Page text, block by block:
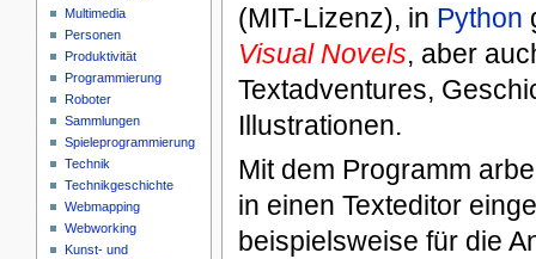
(MIT-Lizenz), in Python
Visual Novels, aber
Textadventures,
Illustrationen.
Mit dem Programm
in einen Texteditor
beispielsweise für die
Multimedia
Personen
Produktivität
Programmierung
Roboter
Sammlungen
Spieleprogrammierung
Technik
Technikgeschichte
Webmapping
Webworking
Kunst- und